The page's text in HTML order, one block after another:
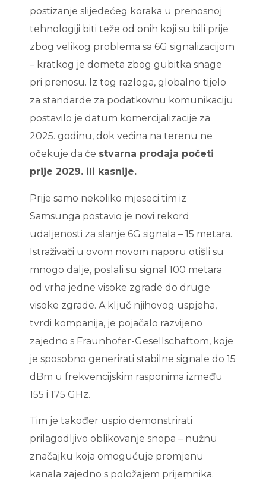
postizanje slijedećeg koraka u prenosnoj
tehnologiji biti teže od onih koji su bili prije
zbog velikog problema sa 6G signalizacijom
– kratkog je dometa zbog gubitka snage
pri prenosu. Iz tog razloga, globalno tijelo
za standarde za podatkovnu komunikaciju
postavilo je datum komercijalizacije za
2025. godinu, dok većina na terenu ne
očekuje da će stvarna prodaja početi
prije 2029. ili kasnije.
Prije samo nekoliko mjeseci tim iz
Samsunga postavio je novi rekord
udaljenosti za slanje 6G signala – 15 metara.
Istraživači u ovom novom naporu otišli su
mnogo dalje, poslali su signal 100 metara
od vrha jedne visoke zgrade do druge
visoke zgrade. A ključ njihovog uspjeha,
tvrdi kompanija, je pojačalo razvijeno
zajedno s Fraunhofer-Gesellschaftom, koje
je sposobno generirati stabilne signale do 15
dBm u frekvencijskim rasponima između
155 i 175 GHz.
Tim je također uspio demonstrirati
prilagodljivo oblikovanje snopa – nužnu
značajku koja omogućuje promjenu
kanala zajedno s položajem prijemnika.